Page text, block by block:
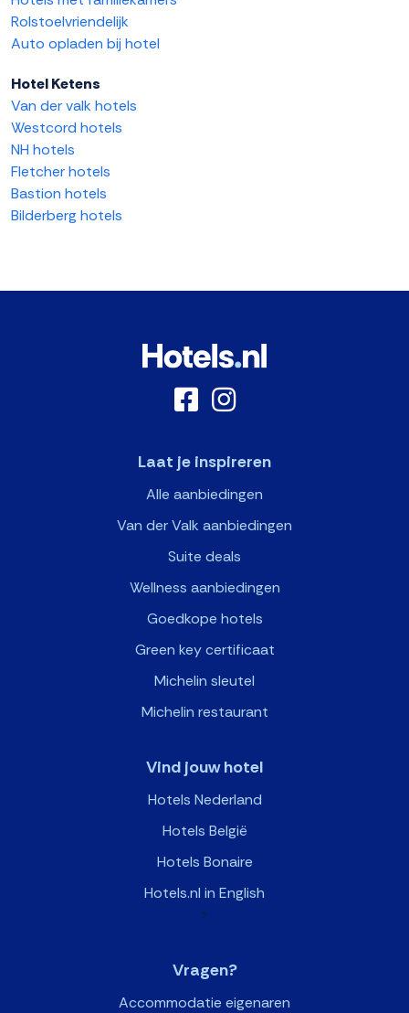
Rolstoelvriendelijk
Auto opladen bij hotel
Hotel Ketens
Van der valk hotels
Westcord hotels
NH hotels
Fletcher hotels
Bastion hotels
Bilderberg hotels
Laat je inspireren
Alle aanbiedingen
Van der Valk aanbiedingen
Suite deals
Wellness aanbiedingen
Goedkope hotels
Green key certificaat
Michelin sleutel
Michelin restaurant
Vind jouw hotel
Hotels Nederland
Hotels België
Hotels Bonaire
Hotels.nl in English
>
Vragen?
Accommodatie eigenaren